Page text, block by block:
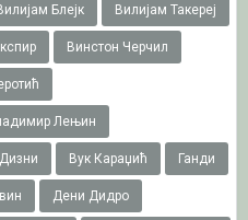
Блејк Вилијам Такереj
Винстон Черчил
Лењин
Вук Караџић Ганди
Дени Дидро